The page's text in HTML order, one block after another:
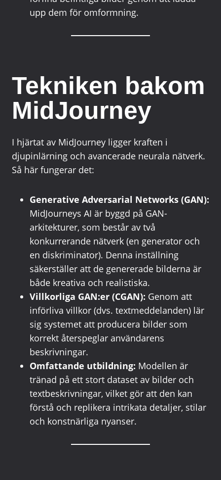
upp dem för omformning.
Tekniken bakom
MidJourney
I hjärtat av MidJourney ligger kraften i
djupinlärning och avancerade neurala nätverk.
Så här fungerar det:
Generative Adversarial Networks (GAN):
MidJourneys AI är byggd på GAN-
arkitekturer, som består av två
konkurrerande nätverk (en generator och
en diskriminator). Denna inställning
säkerställer att de genererade bilderna är
både kreativa och realistiska.
Villkorliga GAN:er (CGAN): Genom att
införliva villkor (dvs. textmeddelanden) lär
sig systemet att producera bilder som
korrekt återspeglar användarens
beskrivningar.
Omfattande utbildning: Modellen är
tränad på ett stort dataset av bilder och
textbeskrivningar, vilket gör att den kan
förstå och replikera intrikata detaljer, stilar
och konstnärliga nyanser.